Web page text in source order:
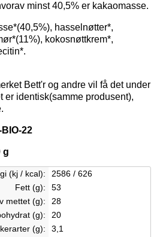
minst 40,5% er kakaomasse.
hasselnøtter*,
kokosnøttkrem*,
Bett'r og andre vil få det under
er identisk(samme produsent),
22
g
(kj / kcal):
2586 / 626
Fett (g):
53
mettet (g):
28
(g):
20
(g):
3,1